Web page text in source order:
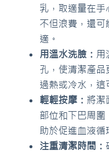
乳，取適量在
不但浪費，還
適。
用溫水洗臉： 用
孔，使清潔產品
過熱或冷水，這
輕輕按摩： 將潔
部位和下巴周
助於促進血液循
注重清潔時間：